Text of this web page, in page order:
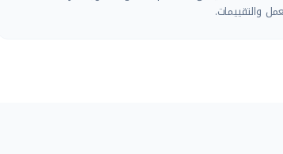
والتقييمات.